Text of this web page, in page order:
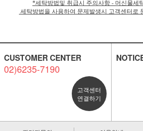
*세탁방법및 취급시 주의사항 - 머신물세
세탁방법을 사용하여 문제발생시 고객센터로
CUSTOMER CENTER
02)6235-7190
고객센터
연결하기